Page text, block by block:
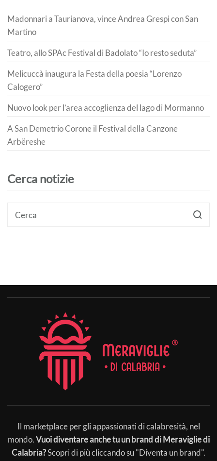
Madonnari a Taurianova, vince Andrea Grespi con San
Martino
Teatro, allo SPAc Festival di Badolato “Io resto seduta”
Melicuccà inaugura la Festa della poesia “Lorenzo
Calogero”
Nuovo look per l’area accoglienza del lago di Mormanno
A San Demetrio Corone il Festival della Canzone
Arbëreshe
Cerca notizie
Il marketplace per gli appassionati di calabresità, nel
mondo.Vuoi diventare anche tu un brand di Meraviglie di
Calabria?Scopri di più cliccando su "Diventa un brand".